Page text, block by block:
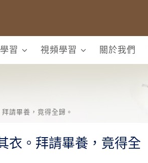
習 視頻學習 關於我們
請畢養，竟得全歸。
衣。拜請畢養，竟得全